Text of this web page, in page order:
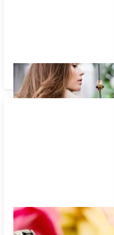
Spacer - Stopper
Verschlüsse -
Sicherheitskette